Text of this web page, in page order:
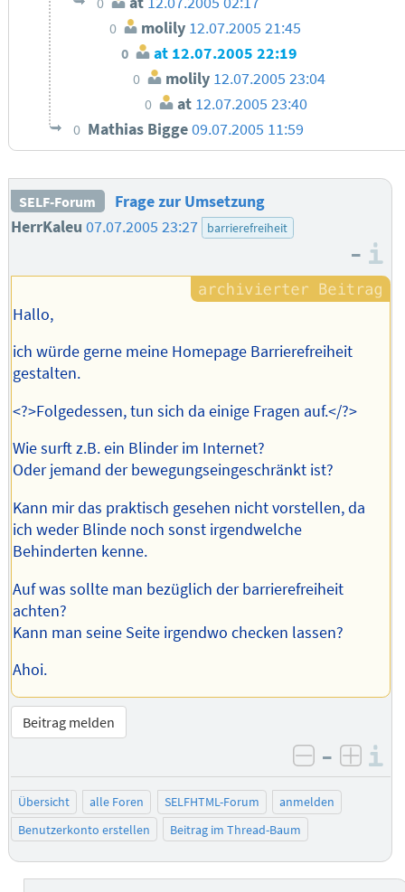
0 molily 12.07.2005 21:45
0 at 12.07.2005 22:19
0 molily 12.07.2005 23:04
0 at 12.07.2005 23:40
0 Mathias Bigge09.07.2005 11:59
SELF-Forum
Frage zur Umsetzung
HerrKaleu 07.07.2005 23:27 barrierefreiheit
–
Hallo,
ich würde gerne meine Homepage Barrierefreiheit
gestalten.
<?>Folgedessen, tun sich da einige Fragen auf.</?>
Wie surft z.B. ein Blinder im Internet?
Oder jemand der bewegungseingeschränkt ist?
Kann mir das praktisch gesehen nicht vorstellen, da
ich weder Blinde noch sonst irgendwelche
Behinderten kenne.
Auf was sollte man bezüglich der barrierefreiheit
achten?
Kann man seine Seite irgendwo checken lassen?
Ahoi.
Beitrag melden
negativ
–
Übersicht alle Foren SELFHTML-Forum
anmelden
Benutzerkonto erstellen
Beitrag im Thread-Baum